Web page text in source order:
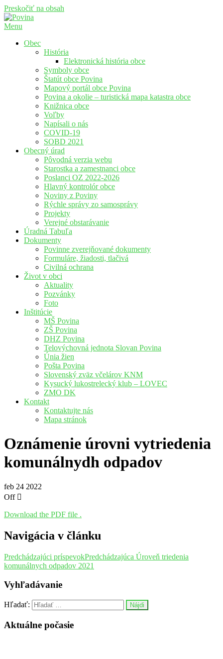
Preskočiť na obsah
Menu
Obec
História
Elektronická história obce
Symboly obce
Štatút obce Povina
Mapový portál obce Povina
Povina a okolie – turistická mapa katastra obce
Knižnica obce
Voľby
Napísali o nás
COVID-19
SOBD 2021
Obecný úrad
Pôvodná verzia webu
Starostka a zamestnanci obce
Poslanci OZ 2022-2026
Hlavný kontrolór obce
Noviny z Poviny
Rýchle správy zo samosprávy
Projekty
Verejné obstarávanie
Úradná Tabuľa
Dokumenty
Povinne zverejňované dokumenty
Formuláre, žiadosti, tlačivá
Civilná ochrana
Život v obci
Aktuality
Pozvánky
Foto
Inštitúcie
MŠ Povina
ZŠ Povina
DHZ Povina
Telovýchovná jednota Slovan Povina
Únia žien
Pošta Povina
Slovenský zväz včelárov KNM
Kysucký lukostrelecký klub – LOVEC
ZMO DK
Kontakt
Kontaktujte nás
Mapa stránok
Oznámenie úrovni vytriedenia
komunálnydh odpadov
feb 24 2022
Off
Download the PDF file .
Navigácia v článku
Predchádzajúci príspevokPredchádzajúca Úroveň triedenia
komunálnych odpadov 2021
Vyhľadávanie
Hľadať:
Aktuálne počasie